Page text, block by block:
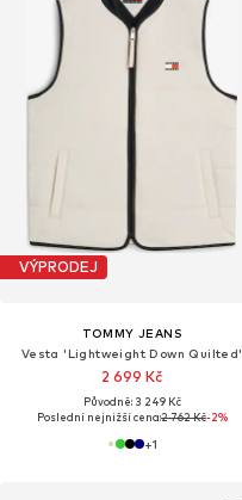
VÝPRODEJ
TOMMY JEANS
Vesta 'Lightweight Down Quilted'
2 699 Kč
Původně: 3 249 Kč
Poslední nejnižší cena:2 762 Kč-2%
+1